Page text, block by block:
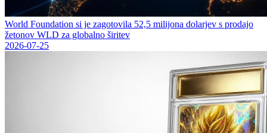
World Foundation si je zagotovila 52,5 milijona dolarjev s prodajo
žetonov WLD za globalno širitev
2026-07-25